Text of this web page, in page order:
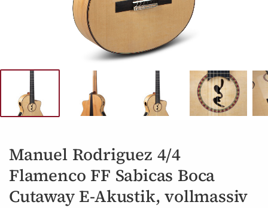
Manuel Rodriguez 4/4
Flamenco FF Sabicas Boca
Cutaway E-Akustik, vollmassiv